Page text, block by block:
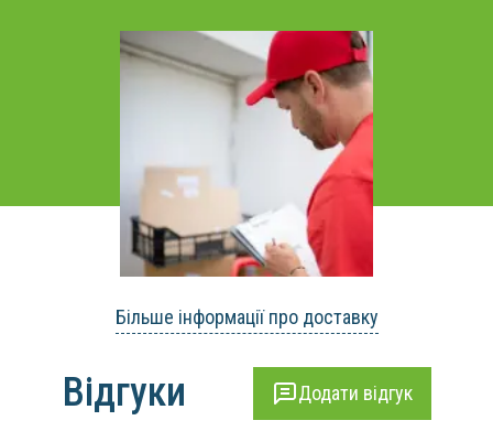
Більше інформації про доставку
Відгуки Додати відгук